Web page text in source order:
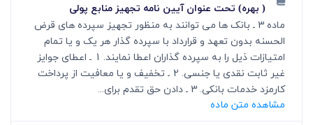
( بهره) تحت عنوان آیین نامه تجهیز منابع پولی
ماده 3 ـ بانک ها می توانند به منظور تجهیز سپرده های قرض
الحسنه بدون تعهد و قرارداد با سپرده گذار هر یک و یا تمام
امتیازات ذیل را به سپرده گذاران اعطا نمایند. 1 ـ اعطای جوایز
غیر ثابت نقدی یا جنسی. 2 ـ تخفیف و یا معافیت از پرداخت
کارمزد خدمات بانکی. 3 ـ دادن حق تقدم برای...
مشاهده متن ماده